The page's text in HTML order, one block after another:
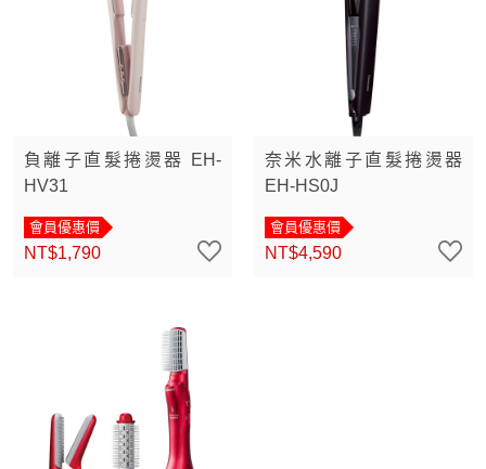
負離子直髮捲燙器 EH-
HV31
會員優惠價
NT$1,790
奈米水離子直髮捲燙器
EH-HS0J
會員優惠價
NT$4,590